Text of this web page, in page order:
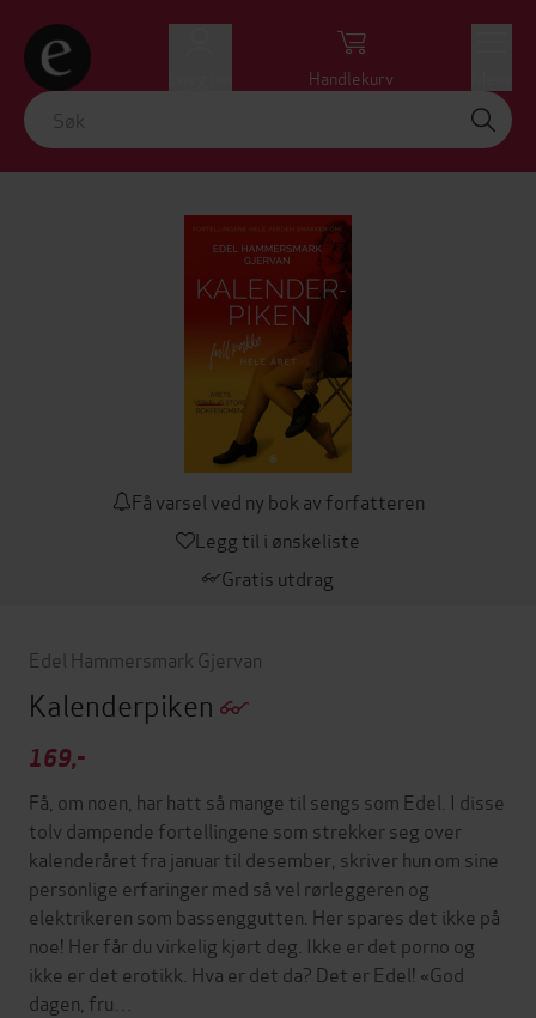
Handlekurv
Få varsel ved ny bok av forfatteren
Legg til i ønskeliste
Gratis utdrag
Edel Hammersmark Gjervan
Kalenderpiken
169,-
Få, om noen, har hatt så mange til sengs som Edel. I disse
tolv dampende fortellingene som strekker seg over
kalenderåret fra januar til desember, skriver hun om sine
personlige erfaringer med så vel rørleggeren og
elektrikeren som bassenggutten. Her spares det ikke på
noe! Her får du virkelig kjørt deg. Ikke er det porno og
ikke er det erotikk. Hva er det da? Det er Edel! «God
dagen, fru…